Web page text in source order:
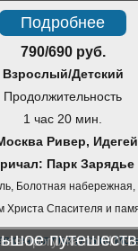
Подробнее
790/690 руб.
Взрослый/Детский
Продолжительность
1 час 20 мин.
Ривер,
Парк Зарядье
Болотная набережная,
Христа Спасителя и
прогулка по